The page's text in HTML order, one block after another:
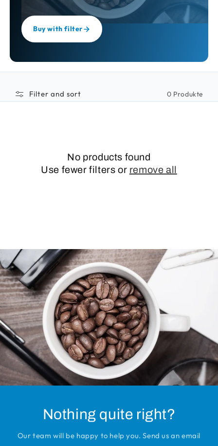
Buy with filter
Filter and sort 0 Produkte
No products found
Use fewer filters or remove all
Nothing quite right?
Our team will be happy to help you. Send us an email